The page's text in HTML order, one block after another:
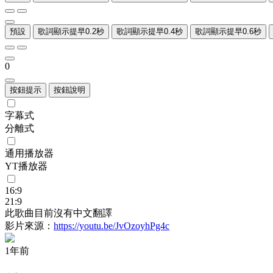
預設 歌詞顯示提早0.2秒 歌詞顯示提早0.4秒 歌詞顯示提早0.6秒
0
按鈕提示 按鈕說明
字幕式
分離式
通用播放器
YT播放器
16:9
21:9
此歌曲目前沒有中文翻譯
影片來源： https://youtu.be/JvOzoyhPg4c
1年前